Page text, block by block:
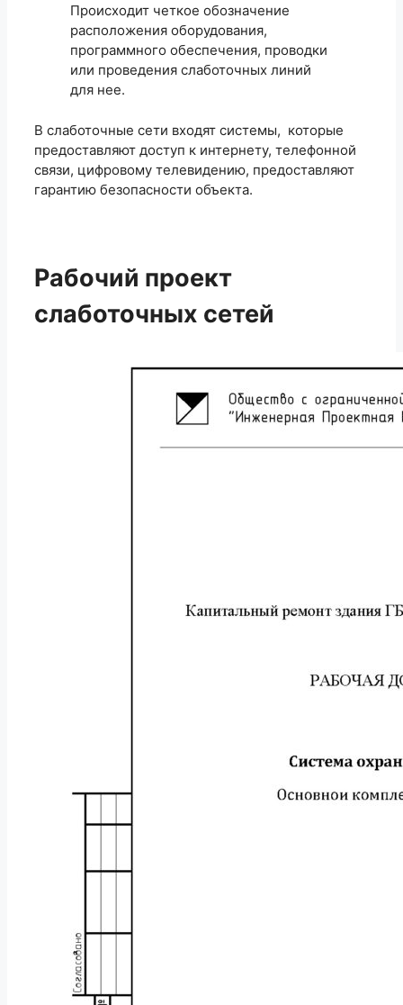
Происходит четкое обозначение
расположения оборудования,
программного обеспечения, проводки
или проведения слаботочных линий
для нее.
В слаботочные сети входят системы, которые
предоставляют доступ к интернету, телефонной
связи, цифровому телевидению, предоставляют
гарантию безопасности объекта.
Рабочий проект
слаботочных сетей